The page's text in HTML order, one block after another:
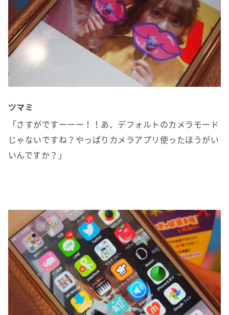
ツマミ
「さすがですーーー！！あ、デフォルトのカメラモード
じゃないですね？やっぱりカメラアプリ使ったほうがい
いんですか？」